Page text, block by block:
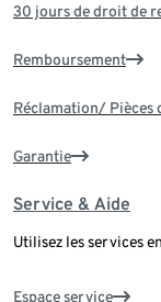
30 jours de droit de
Remboursement
Réclamation/ Pièces
Garantie
Service & Aide
Utilisez les services
Espace service